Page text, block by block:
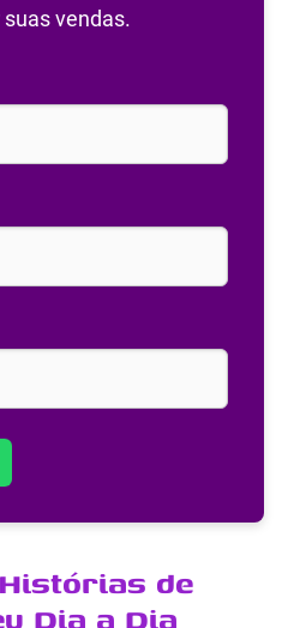
vendas.
de
Dia a Dia